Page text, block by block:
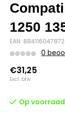
1250
EAN: 884116047872
0
€31,25
Excl. btw
Op voorraad